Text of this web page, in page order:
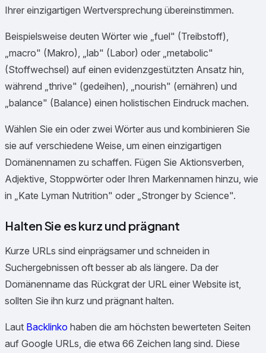
Ihrer einzigartigen Wertversprechung übereinstimmen.
Beispielsweise deuten Wörter wie „fuel" (Treibstoff),
„macro" (Makro), „lab" (Labor) oder „metabolic"
(Stoffwechsel) auf einen evidenzgestützten Ansatz hin,
während „thrive" (gedeihen), „nourish" (ernähren) und
„balance" (Balance) einen holistischen Eindruck machen.
Wählen Sie ein oder zwei Wörter aus und kombinieren Sie
sie auf verschiedene Weise, um einen einzigartigen
Domänennamen zu schaffen. Fügen Sie Aktionsverben,
Adjektive, Stoppwörter oder Ihren Markennamen hinzu, wie
in „Kate Lyman Nutrition" oder „Stronger by Science".
Halten Sie es kurz und prägnant
Kurze URLs sind einprägsamer und schneiden in
Suchergebnissen oft besser ab als längere. Da der
Domänenname das Rückgrat der URL einer Website ist,
sollten Sie ihn kurz und prägnant halten.
Laut Backlinko haben die am höchsten bewerteten Seiten
auf Google URLs, die etwa 66 Zeichen lang sind. Diese